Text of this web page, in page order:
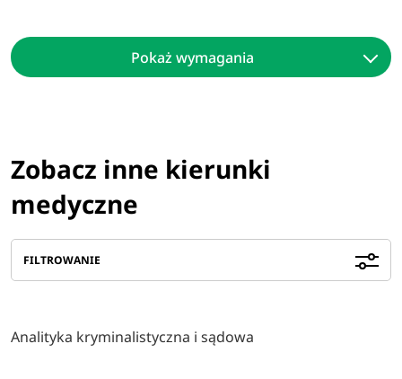
Pokaż wymagania
Zobacz inne kierunki
medyczne
FILTROWANIE
Analityka kryminalistyczna i sądowa